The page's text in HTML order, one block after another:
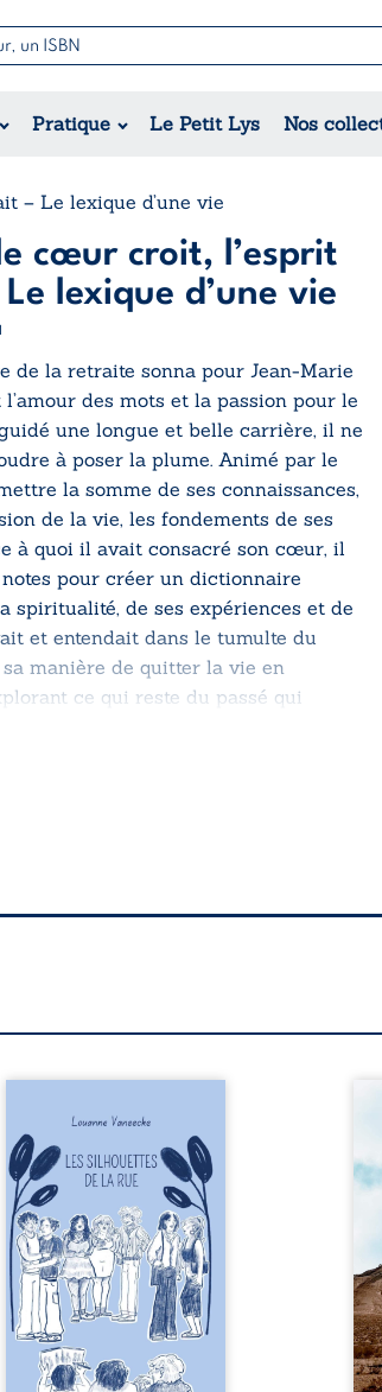
Pratique Le Petit Lys Nos
Jeunesse
Théâtre
– Le lexique d’une vie
cœur croit, l’esprit
lexique d’une vie
de la retraite sonna pour Jean-Marie
l’amour des mots et la passion pour le
une longue et belle carrière, il ne
à poser la plume. Animé par le
la somme de ses connaissances,
de la vie, les fondements de ses
à quoi il avait consacré son cœur, il
notes pour créer un dictionnaire
spiritualité, de ses expériences et de
et entendait dans le tumulte du
sa manière de quitter la vie en
ce qui reste du passé qui
donne la parole à six
personnages ordinaires,
traversés par des pensées, des
émotions et des silences qui
pourraient appartenir à
chacun de nous. À travers
leurs parcours, ce roman invite
à porter un regard différent
sur celles et ceux qui nous
entourent, à deviner ce qui se
cache derrière les apparences
et à s’ouvrir au fourmillement
sensible de notre ...
Zi
et
sa